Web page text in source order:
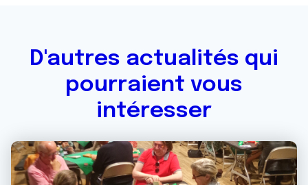
D'autres actualités qui
pourraient vous
intéresser